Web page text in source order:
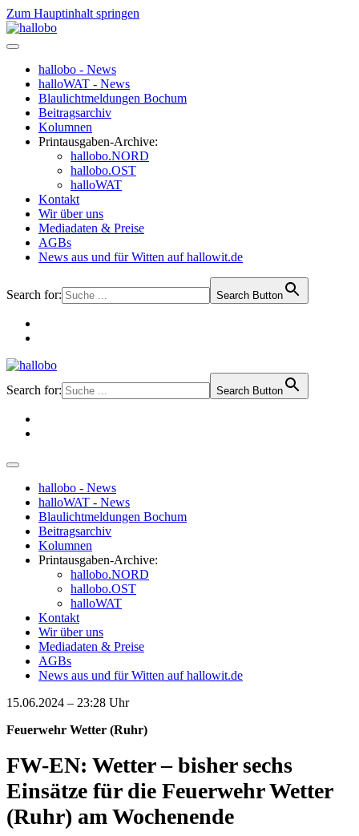
Zum Hauptinhalt springen
hallobo - News
halloWAT - News
Blaulichtmeldungen Bochum
Beitragsarchiv
Kolumnen
Printausgaben-Archive:
hallobo.NORD
hallobo.OST
halloWAT
Kontakt
Wir über uns
Mediadaten & Preise
AGBs
News aus und für Witten auf hallowit.de
Search for: Search Button
Search for: Search Button
hallobo - News
halloWAT - News
Blaulichtmeldungen Bochum
Beitragsarchiv
Kolumnen
Printausgaben-Archive:
hallobo.NORD
hallobo.OST
halloWAT
Kontakt
Wir über uns
Mediadaten & Preise
AGBs
News aus und für Witten auf hallowit.de
15.06.2024 – 23:28 Uhr
Feuerwehr Wetter (Ruhr)
FW-EN: Wetter – bisher sechs
Einsätze für die Feuerwehr Wetter
(Ruhr) am Wochenende